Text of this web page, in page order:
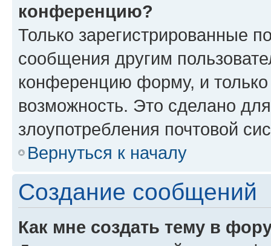
конференцию?
Только зарегистрированные
сообщения другим
конференцию форму, и
возможность. Это сделано
злоупотребления почтовой
Вернуться к началу
Создание сообщений
Как мне создать тему в